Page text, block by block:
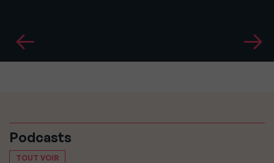
Podcasts
TOUT VOIR